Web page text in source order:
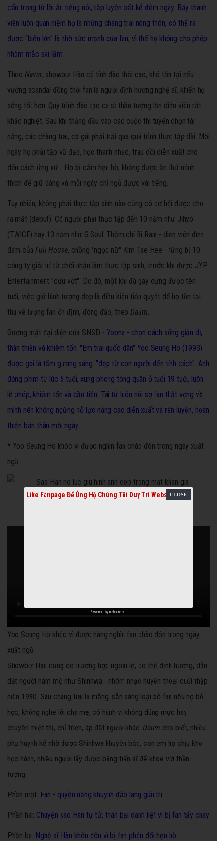
cẩn trọng từ lời ăn tiếng nói, tập luyện bất kể đêm ngày. Bảy thành
viên luôn quan niệm họ là những chàng trai nông thôn, có thể ra
được "biển lớn" là nhờ sức mạnh của fan, vì thế họ không cho phép
nhóm mắc sai lầm.
Theo Naver, showbiz Hàn có tính đào thải cao, khó tồn tại nếu
vướng scandal đồng thời fan là người định hướng nghệ sĩ, khiến họ
sống tốt hơn. Quy trình đào tạo ca sĩ thần tượng lẫn diễn viên rất
khắc nghiệt. Sau khi thắng đầu vào các cuộc thi tuyển chọn tài
năng, các chàng trai, cô gái phải trải qua quá trình thực tập dài. Mỗi
ngày họ phải tập vũ đạo, học thanh nhạc, trau dồi diễn xuất cho
đến cách ứng xử... Họ bị cấm hẹn hò, không được ăn thứ mình
thích để giữ dáng và mỗi ngày chỉ ngủ được vài tiếng.
Tuy nhiên, không phải thực tập sinh nào cũng có cơ hội được cho
ra mắt (debut). Có người phải thực tập đến 10 năm như Jihyo
(TWICE) hay 13 năm như G.Soul. Thậm chí Bi Rain - diễn viên đình
đám của Full House, chồng "ngọc nữ" Kim Tae Hee - từng bị 10
công ty giải trí từ chối nhận làm thực tập sinh, trước khi được JYP
Entertainment "cứu vớt". Do đó, một khi đã gây dựng được tên
tuổi, việc giữ hình tượng đẹp là điều kiện tiên quyết để họ tồn tại,
thu về lượng fan ổn định, đông đảo, theo Daum.
Gương mặt đại diện của SNSD - Yoona - chọn cách sống giản dị,
thân thiện và khiêm tốn. "Em trai quốc dân" Yoo Seung Ho (1993)
được gọi là tấm gương sáng, "đẹp từ con người đến tính cách". Anh
đóng phim từ lúc 5 tuổi, xung phong tòng quân ở tuổi 19 tuổi, luôn
lễ phép, khiêm tốn và cầu tiến. Tài tử luôn nói sợ fan thất vọng về
mình nên không ngừng nỗ lực nâng cao diễn xuất và rèn luyện, hoàn
thiện bản thân mỗi ngày.
* Yoo Seung Ho khóc vì được nghìn fan chào đón trong ngày xuất
ngũ
Yoo Seung Ho khóc vì được hàng nghìn fan chào đón trong ngày
xuất ngũ
Showbiz Hàn cũng có trường hợp ngoại lệ, có thể định hướng, dẫn
dắt người hâm mộ như Shinhwa - nhóm nhạc huyền thoại cuối thập
niên 1990. Sáu chàng trai la mắng, sẵn sàng loại bỏ fan nếu họ bỏ
học, không nghe lời cha mẹ, có hành vi không đúng mực hay
chuyên miệt thị, chỉ trích, áp đặt người khác. Daum cho biết, nhiều
phụ huynh kể nhờ được Shinhwa khuyên bảo, con em họ chịu khó
học hành, nhiều người lấy được bằng tiến sĩ để khoe với thần
tượng.
Phần một: Fan - quyền năng khuynh đảo làng giải trí
Phần hai: Chuyện sao Hàn tự tử, thân bại danh liệt vì bị fan tẩy chay
Phần ba: Nghệ sĩ Hàn khốn đốn vì bị fan phản đối hẹn hò
Like Fanpage Để Ủng Hộ Chúng Tôi Duy Trì Website
Powered by netcore.vn